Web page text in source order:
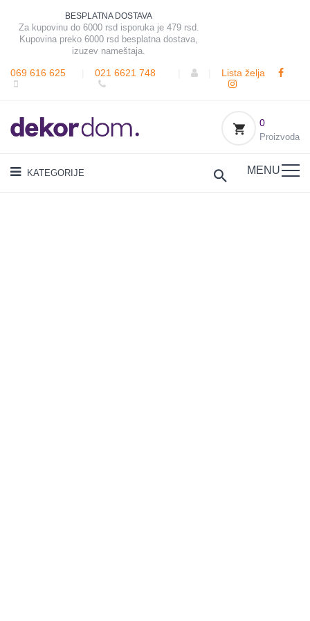
BESPLATNA DOSTAVA
Za kupovinu do 6000 rsd isporuka je 479 rsd.
Kupovina preko 6000 rsd besplatna dostava,
izuzev nameštaja.
069 616 625 021 6621 748 Lista želja
0
Proizvoda
KATEGORIJE MENU